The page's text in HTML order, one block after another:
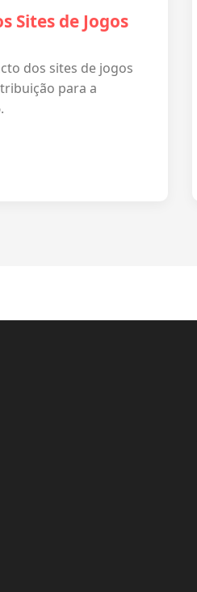
Sites de Jogos
dos sites de jogos
para a